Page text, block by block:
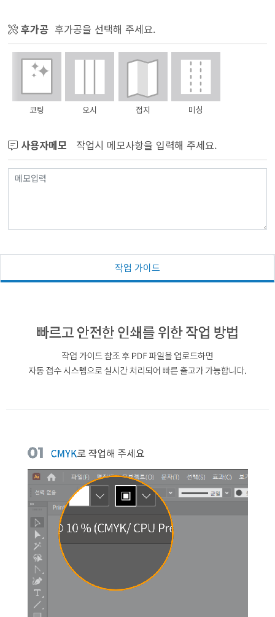
후가공 후가공을 선택해 주세요.
코팅 오시 접지 미싱
사용자메모 작업시 메모사항을 입력해 주세요.
작업 가이드